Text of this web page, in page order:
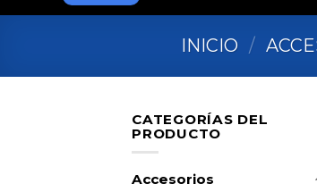
INICIO /
CATEGORÍAS DEL
PRODUCTO
Accesorios